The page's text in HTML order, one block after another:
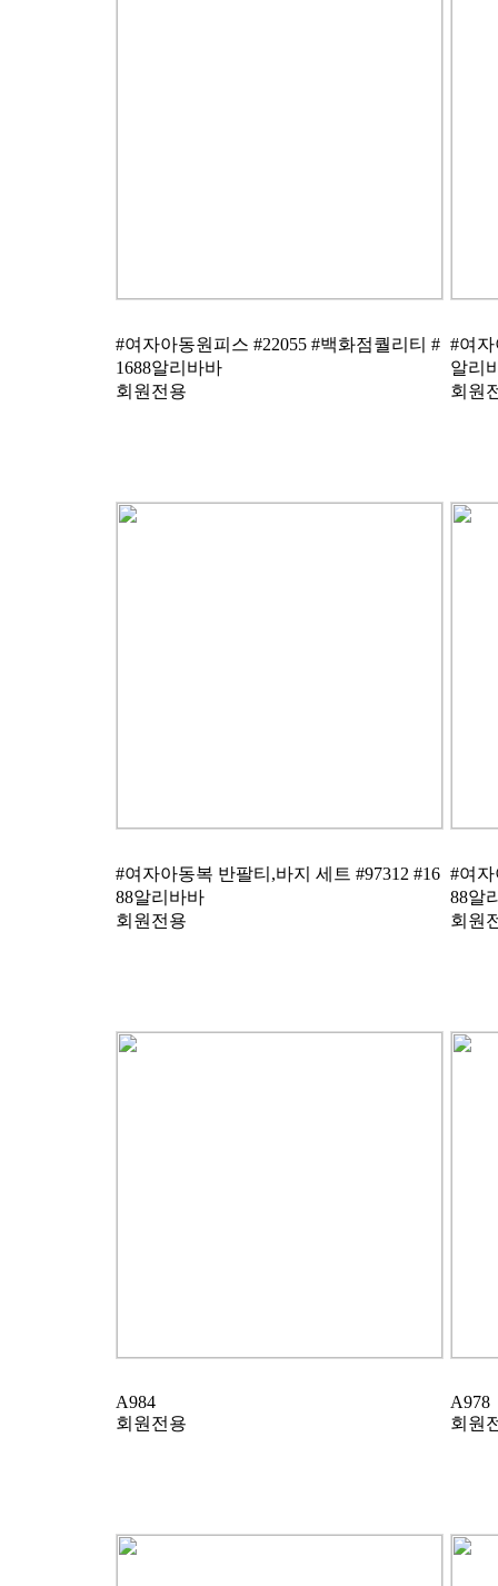
1688알리바바
회원전용
알리
회원
88알리바바
회원전용
88알
회원
A984
회원전용
A978
회원